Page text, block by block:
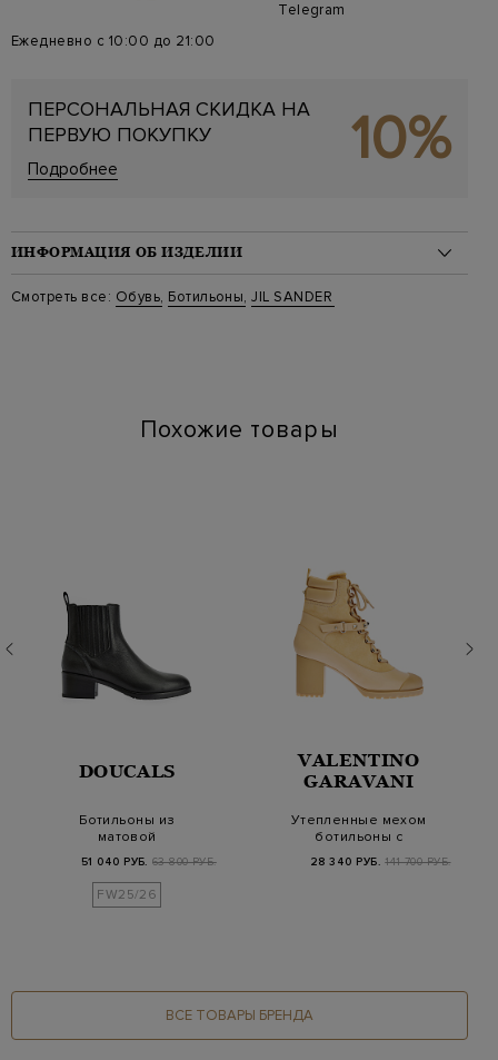
Telegram
Ежедневно с 10:00 до 21:00
ПЕРСОНАЛЬНАЯ СКИДКА НА
ПЕРВУЮ ПОКУПКУ
Подробнее 10%
ИНФОРМАЦИЯ ОБ ИЗДЕЛИИ
Материал: кожа 100%
Смотреть все: Обувь, Ботильоны,JIL SANDER
Похожие товары
DOUCALS
Ботильоны из
матовой
кожи с цепочками
51 040 РУБ. 63 800 РУБ.
FW25/26
VALENTINO
GARAVANI
Утепленные мехом
ботильоны с
шнуровкой
28 340 РУБ. 141 700 РУБ.
ВСЕ ТОВАРЫ БРЕНДА